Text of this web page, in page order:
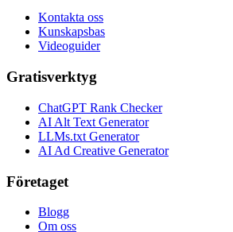
Kontakta oss
Kunskapsbas
Videoguider
Gratisverktyg
ChatGPT Rank Checker
AI Alt Text Generator
LLMs.txt Generator
AI Ad Creative Generator
Företaget
Blogg
Om oss